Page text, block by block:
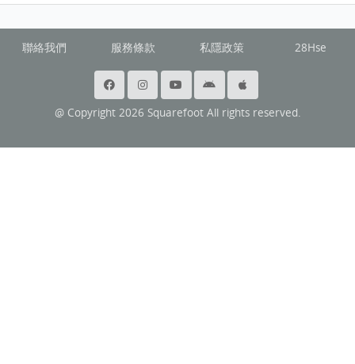
聯絡我們 服務條款 私隱政策 28Hse
@ Copyright 2026 Squarefoot All rights reserved.